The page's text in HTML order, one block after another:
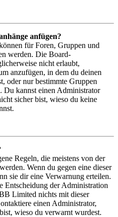
anfügen?
für Foren, Gruppen und
werden. Die Board-
nicht erlaubt,
anzufügen, in dem du deinen
oder nur bestimmte Gruppen
Du kannst einen Administrator
sicher bist, wieso du keine
Regeln, die meistens von der
Wenn du gegen eine dieser
sie dir eine Verwarnung erteilen.
Entscheidung der Administration
Limited nichts mit dieser
einen Administrator,
wieso du verwarnt wurdest.